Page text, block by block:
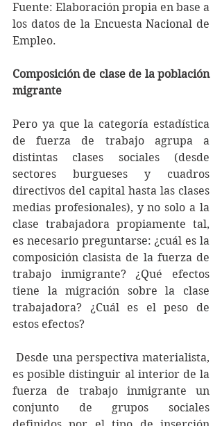
Fuente: Elaboración propia en base a
los datos de la Encuesta Nacional de
Empleo.
Composición de clase de la población
migrante
Pero ya que la categoría estadística
de fuerza de trabajo agrupa a
distintas clases sociales (desde
sectores burgueses y cuadros
directivos del capital hasta las clases
medias profesionales), y no solo a la
clase trabajadora propiamente tal,
es necesario preguntarse: ¿cuál es la
composición clasista de la fuerza de
trabajo inmigrante? ¿Qué efectos
tiene la migración sobre la clase
trabajadora? ¿Cuál es el peso de
estos efectos?
Desde una perspectiva materialista,
es posible distinguir al interior de la
fuerza de trabajo inmigrante un
conjunto de grupos sociales